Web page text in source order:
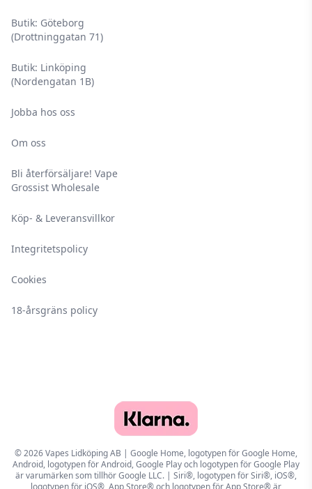
Butik: Göteborg
(Drottninggatan 71)
Butik: Linköping
(Nordengatan 1B)
Jobba hos oss
Om oss
Bli återförsäljare! Vape
Grossist Wholesale
Köp- & Leveransvillkor
Integritetspolicy
Cookies
18-årsgräns policy
© 2026 Vapes Lidköping AB | Google Home, logotypen för Google Home,
Android, logotypen för Android, Google Play och logotypen för Google Play
är varumärken som tillhör Google LLC. | Siri®, logotypen för Siri®, iOS®,
logotypen för iOS®, App Store® och logotypen för App Store® är